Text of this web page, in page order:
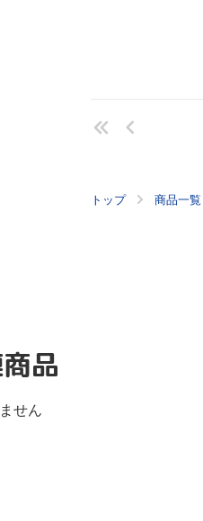
トップ 商品一覧
品
せん